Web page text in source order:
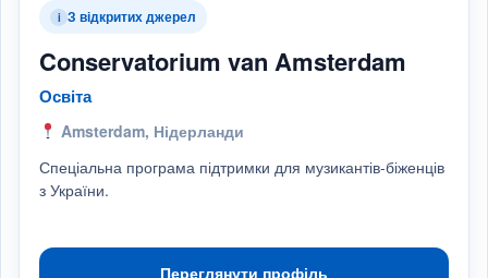
i З відкритих джерел
Conservatorium van Amsterdam
Освіта
Amsterdam, Нідерланди
Спеціальна програма підтримки для музикантів-біженців
з України.
Переглянути профіль